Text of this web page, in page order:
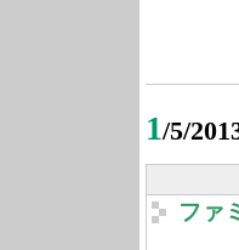
1/5/
ファ